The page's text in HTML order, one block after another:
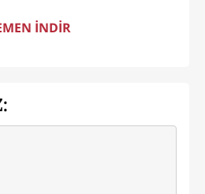
İNDİR